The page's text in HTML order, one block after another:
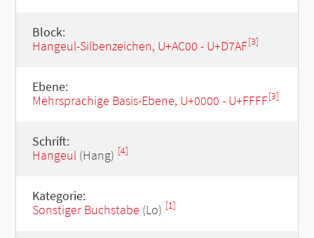
Block:
Hangeul-Silbenzeichen, U+AC00 - U+D7AF[3]
Ebene:
Mehrsprachige Basis-Ebene, U+0000 - U+FFFF[3]
Schrift:
Hangeul(Hang) [4]
Kategorie:
Sonstiger Buchstabe (Lo) [1]